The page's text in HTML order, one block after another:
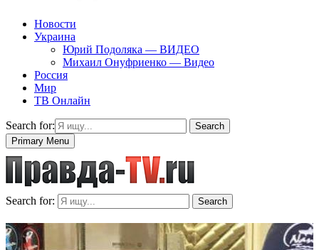
Новости
Украина
Юрий Подоляка — ВИДЕО
Михаил Онуфриенко — Видео
Россия
Мир
ТВ Онлайн
Search for:
Search
Primary Menu
Search for: Search